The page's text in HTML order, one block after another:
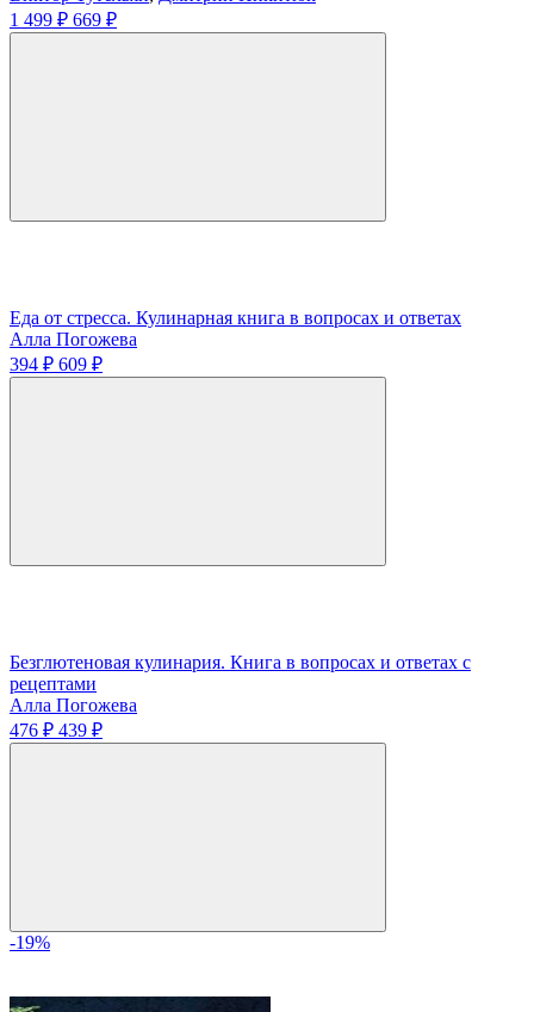
1 499 ₽ 669 ₽
Еда от стресса. Кулинарная книга в вопросах и ответах
Алла Погожева
394 ₽ 609 ₽
Безглютеновая кулинария. Книга в вопросах и ответах с
рецептами
Алла Погожева
476 ₽ 439 ₽
-19%